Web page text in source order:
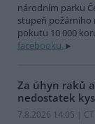
národním parku
stupeň požárního
pokutu 10 000
facebooku.
Za úhyn raků
nedostatek
7.8.2026 14:05 |